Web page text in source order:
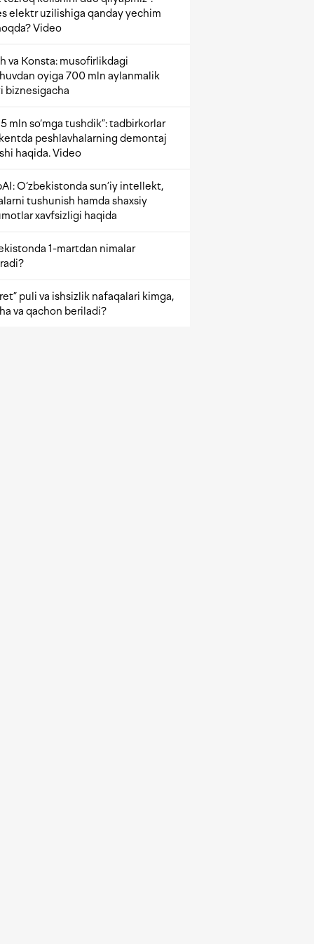
elektr uzilishiga qanday yechim
Video
va Konsta: musofirlikdagi
oyiga 700 mln aylanmalik
biznesigacha
mln so‘mga tushdik”: tadbirkorlar
peshlavhalarning demontaj
haqida. Video
O‘zbekistonda sun’iy intellekt,
tushunish hamda shaxsiy
xavfsizligi haqida
1-martdan nimalar
puli va ishsizlik nafaqalari kimga,
va qachon beriladi?